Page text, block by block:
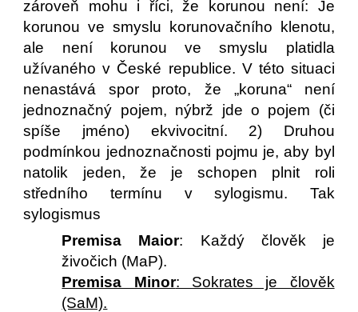
zároveň mohu i říci, že korunou není: Je
korunou ve smyslu korunovačního klenotu,
ale není korunou ve smyslu platidla
užívaného v České republice. V této situaci
nenastává spor proto, že „koruna“ není
jednoznačný pojem, nýbrž jde o pojem (či
spíše jméno) ekvivocitní. 2) Druhou
podmínkou jednoznačnosti pojmu je, aby byl
natolik jeden, že je schopen plnit roli
středního termínu v sylogismu. Tak
sylogismus
Premisa Maior: Každý člověk je
živočich (MaP).
Premisa Minor: Sokrates je člověk
(SaM).